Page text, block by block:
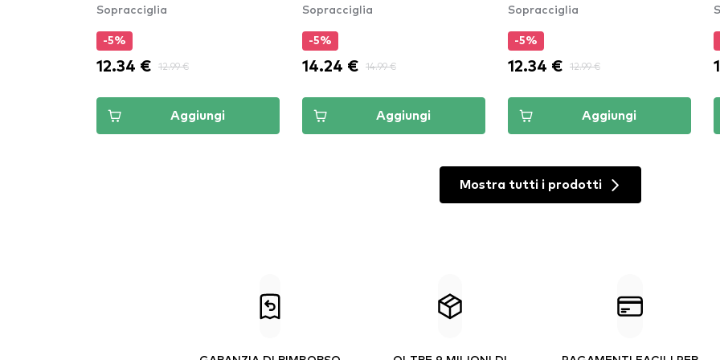
Sopracciglia
-5%
12.34 € 12.99 €
Aggiungi
(ZTBG04)
Sopracciglia
-5%
14.24 € 14.99 €
Aggiungi
Sopracciglia
-5%
12.34 € 12.99 €
Aggiungi
Mostra tutti i prodotti